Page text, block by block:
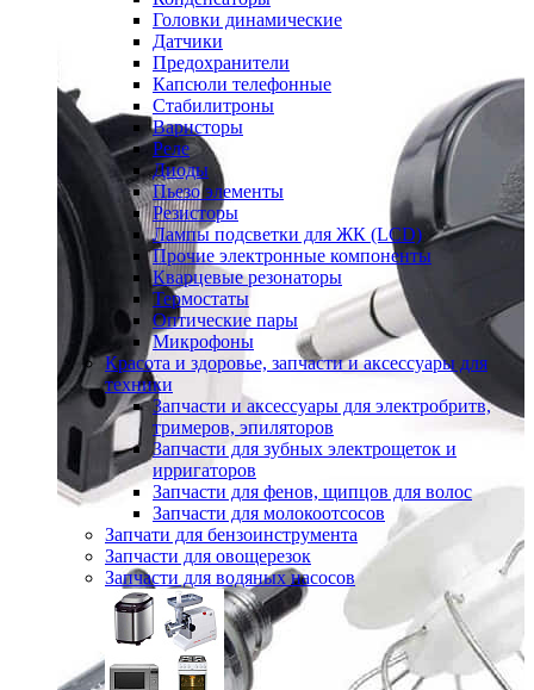
Головки динамические
Датчики
Предохранители
Капсюли телефонные
Стабилитроны
Варисторы
Реле
Диоды
Пьезо элементы
Резисторы
Лампы подсветки для ЖК (LCD)
Прочие электронные компоненты
Кварцевые резонаторы
Термостаты
Оптические пары
Микрофоны
Красота и здоровье, запчасти и аксессуары для
техники
Запчасти и аксессуары для электробритв,
тримеров, эпиляторов
Запчасти для зубных электрощеток и
ирригаторов
Запчасти для фенов, щипцов для волос
Запчасти для молокоотсосов
Запчати для бензоинструмента
Запчасти для овощерезок
Запчасти для водяных насосов